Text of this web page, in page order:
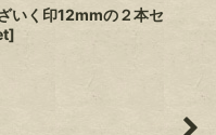
いく印12mmの２本セ
]